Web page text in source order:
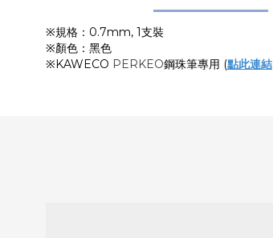
※規格：0.7mm, 1支裝
※顏色：黑色
※KAWECO PERKEO鋼珠筆專用 (點此連結